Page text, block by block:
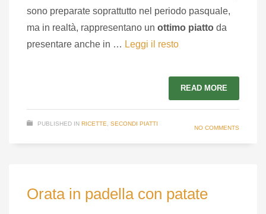
sono preparate soprattutto nel periodo pasquale,
ma in realtà, rappresentano un ottimo piatto da
presentare anche in … Leggi il resto
READ MORE
PUBLISHED IN RICETTE SECONDI PIATTI
NO COMMENTS
Orata in padella con patate